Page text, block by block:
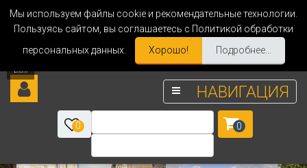
Мы используем файлы cookie и рекомендательные технологии.
Пользуясь сайтом, вы соглашаетесь с Политикой обработки
персональных данных.
Хорошо! Подробнее...
НАВИГАЦИЯ
0 0